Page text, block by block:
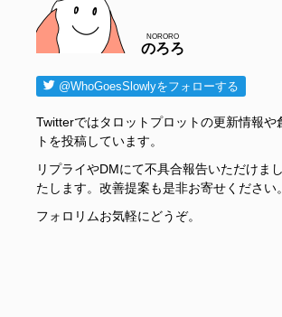
のろろ
NORORO
@WhoGoesSlowlyをフォローする
Twitterではタロットプロットの更新情報や
トを投稿しています。
リプライやDMにて不具合報告いただけま
たします。改善提案も是非お寄せください。
フォロリムお気軽にどうぞ。